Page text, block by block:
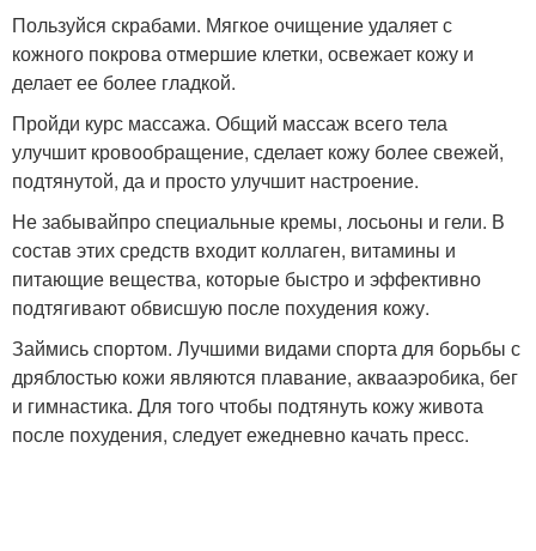
Пользуйся скрабами. Мягкое очищение удаляет с
кожного покрова отмершие клетки, освежает кожу и
делает ее более гладкой.
Пройди курс массажа. Общий массаж всего тела
улучшит кровообращение, сделает кожу более свежей,
подтянутой, да и просто улучшит настроение.
Не забывайпро специальные кремы, лосьоны и гели. В
состав этих средств входит коллаген, витамины и
питающие вещества, которые быстро и эффективно
подтягивают обвисшую после похудения кожу.
Займись спортом. Лучшими видами спорта для борьбы с
дряблостью кожи являются плавание, аквааэробика, бег
и гимнастика. Для того чтобы подтянуть кожу живота
после похудения, следует ежедневно качать пресс.